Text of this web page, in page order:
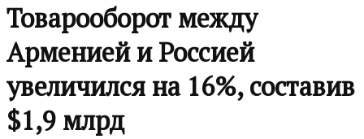
Товарооборот между
Арменией и Россией
увеличился на 16%, составив
$1,9 млрд